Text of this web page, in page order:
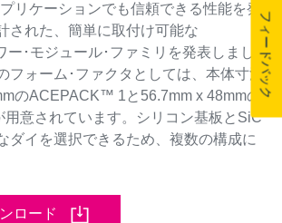
リケーションでも信頼できる性能を発
された、簡単に取付け可能な
･モジュール･ファミリを発表しまし
フォーム･ファクタとしては、本体寸法
のACEPACK™ 1と56.7mm x 48mmの
意されています。シリコン基板とSiC
ダイを選択できるため、複数の構成に
ロード
フィードバック